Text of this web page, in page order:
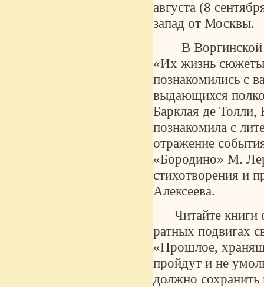
августа (8
запад от Москвы.
В Воргинской
«Их жизнь сюжеты
познакомились с
выдающихся
Барклая де
познакомила с
отражение
«Бородино» М.
стихотворения и
Алексеева.
Читайте
ратных подвигах
«Прошлое,
пройдут и не
должно сохранить